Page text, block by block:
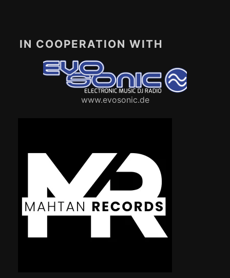
IN COOPERATION WITH
www.evosonic.de